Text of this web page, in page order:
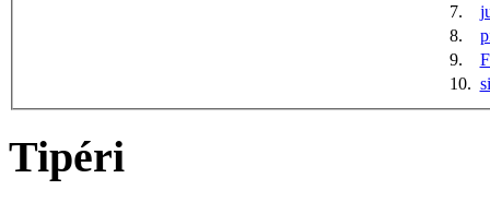
7.
8.
9.
10.
Tipéri